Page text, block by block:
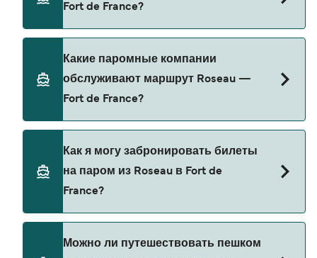
зависимости от сезона и оператора, поэтому
информацию через наш Поиск Сделок.
Fort de France?
Средняя цена парома из Roseau в Fort de
France составляет 187₽. Цена указана без учета
сборов за бронирование.
Какие паромные компании
обслуживают маршрут Roseau —
Fort de France?
Как я могу забронировать билеты
на паром из Roseau в Fort de
France?
Можно ли путешествовать пешком